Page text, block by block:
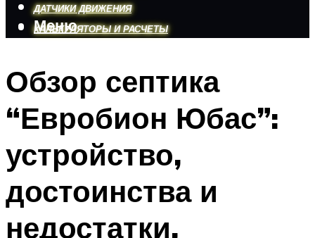
ДАТЧИКИ ДВИЖЕНИЯ
КАЛЬКУЛЯТОРЫ И РАСЧЕТЫ
Меню
Меню
Обзор септика
“Евробион Юбас”:
устройство,
достоинства и
недостатки,